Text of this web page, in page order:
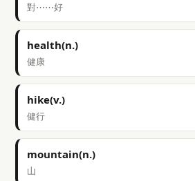
對⋯⋯好
health(n.)
健康
hike(v.)
健行
mountain(n.)
山